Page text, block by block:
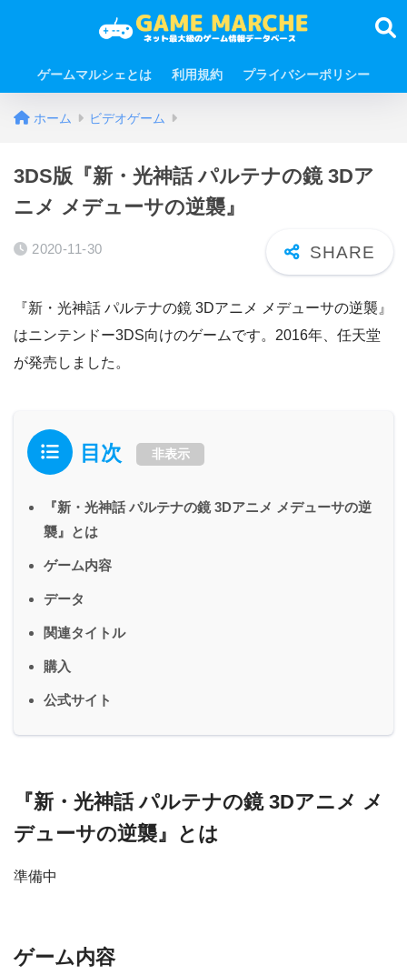
ゲームマルシェとは 利用規約 プライバシーポリシー
ホーム ビデオゲーム
3DS版『新・光神話 パルテナの鏡 3Dア
ニメ メデューサの逆襲』
2020-11-30
『新・光神話 パルテナの鏡 3Dアニメ メデューサの逆襲』
はニンテンドー3DS向けのゲームです。2016年、任天堂
が発売しました。
目次 非表示
『新・光神話 パルテナの鏡 3Dアニメ メデューサの逆
襲』とは
ゲーム内容
データ
関連タイトル
購入
公式サイト
『新・光神話 パルテナの鏡 3Dアニメ メ
デューサの逆襲』とは
準備中
ゲーム内容